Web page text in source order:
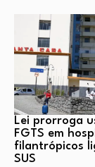
Lei prorroga
FGTS em
filantrópicos
SUS